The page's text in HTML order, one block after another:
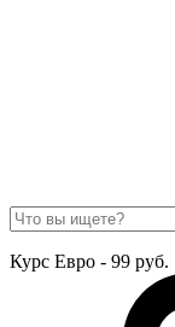
Курс Евро - 99 руб.